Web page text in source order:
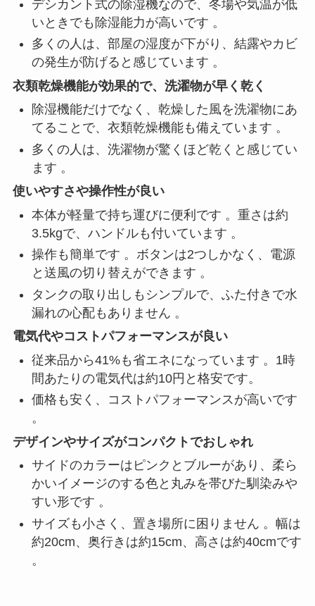
デシカント式の除湿機なので、冬場や気温が低
いときでも除湿能力が高いです 。
多くの人は、部屋の湿度が下がり、結露やカビ
の発生が防げると感じています 。
衣類乾燥機能が効果的で、洗濯物が早く乾く
除湿機能だけでなく、乾燥した風を洗濯物にあ
てることで、衣類乾燥機能も備えています 。
多くの人は、洗濯物が驚くほど乾くと感じてい
ます 。
使いやすさや操作性が良い
本体が軽量で持ち運びに便利です 。重さは約
3.5kgで、ハンドルも付いています 。
操作も簡単です 。ボタンは2つしかなく、電源
と送風の切り替えができます 。
タンクの取り出しもシンプルで、ふた付きで水
漏れの心配もありません 。
電気代やコストパフォーマンスが良い
従来品から41%も省エネになっています 。1時
間あたりの電気代は約10円と格安です。
価格も安く、コストパフォーマンスが高いです
。
デザインやサイズがコンパクトでおしゃれ
サイドのカラーはピンクとブルーがあり、柔ら
かいイメージのする色と丸みを帯びた馴染みや
すい形です 。
サイズも小さく、置き場所に困りません 。幅は
約20cm、奥行きは約15cm、高さは約40cmです
。